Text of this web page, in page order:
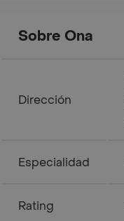
Sobre Ona
Dirección
Especialidad
Rating